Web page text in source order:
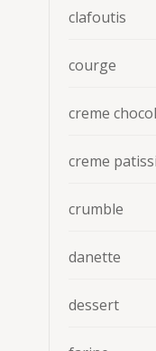
clafoutis
courge
creme
creme
crumble
danette
dessert